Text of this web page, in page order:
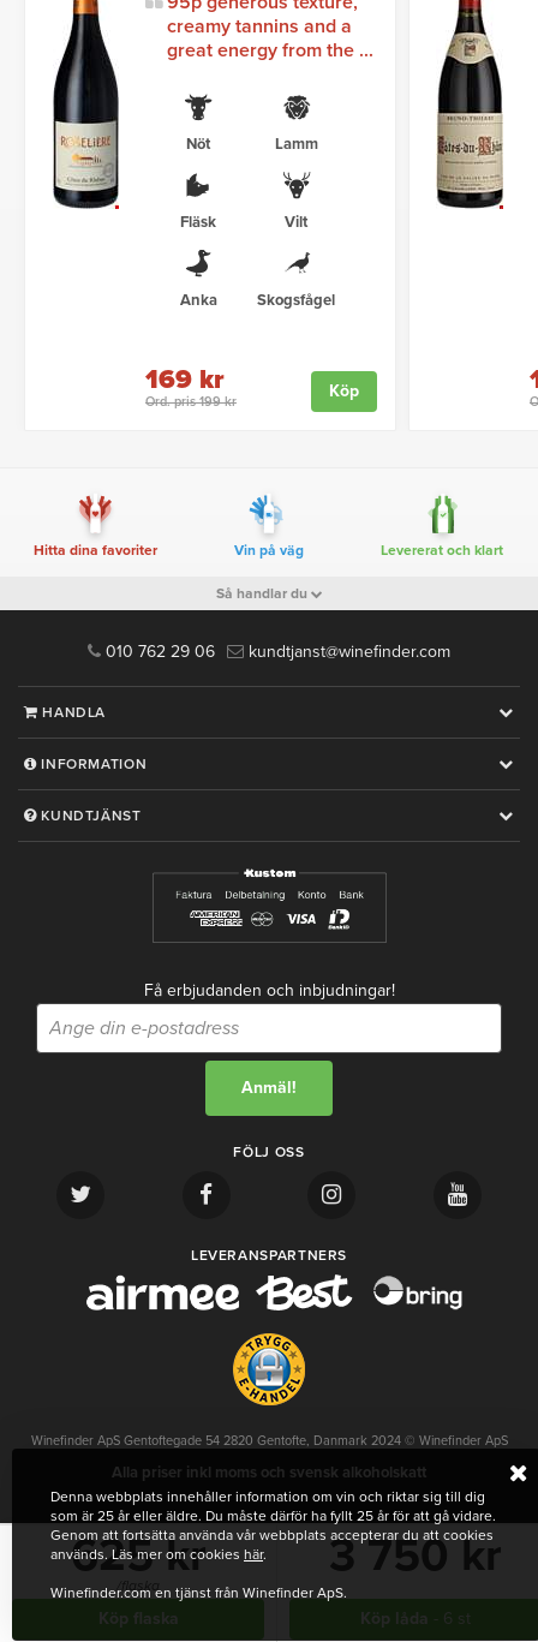
625 kr
/flaska
Köp flaska
3 750 kr
Köp låda - 6 st
creamy tannins and a
great energy from the ...
Nöt Lamm
Fläsk Vilt
Anka Skogsfågel
Ord. pris 199 kr
169 kr Köp
Hitta dina favoriter Vin på väg Levererat och klart
Så handlar du
010 762 29 06 kundtjanst@winefinder.com
HANDLA
INFORMATION
KUNDTJÄNST
Få erbjudanden och inbjudningar!
FÖLJ OSS
LEVERANSPARTNERS
Winefinder ApS Gentoftegade 54 2820 Gentofte, Danmark 2024 © Winefinder ApS
Alla priser inkl moms och svensk alkoholskatt
Denna webbplats innehåller information om vin och riktar sig till dig
som är 25 år eller äldre. Du måste därför ha fyllt 25 år för att gå vidare.
Genom att fortsätta använda vår webbplats accepterar du att cookies
används. Läs mer om cookies här.
Winefinder.com en tjänst från Winefinder ApS.